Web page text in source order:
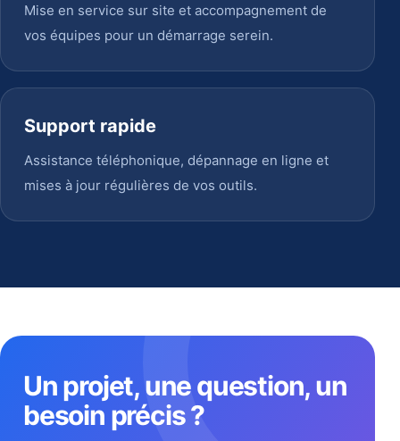
Mise en service sur site et accompagnement de
vos équipes pour un démarrage serein.
Support rapide
Assistance téléphonique, dépannage en ligne et
mises à jour régulières de vos outils.
Un projet, une question, un
besoin précis ?